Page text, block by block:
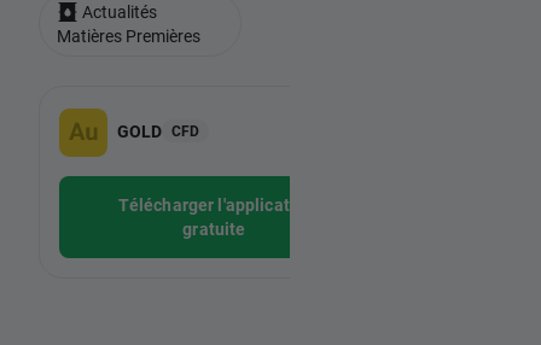
GOLD CFD
Télécharger l'application
gratuite
Actualités
Matières Premières